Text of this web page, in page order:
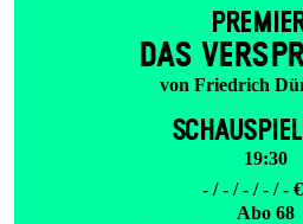
DAS
von Friedrich
19:30
- / - / - / - / -
Abo 68